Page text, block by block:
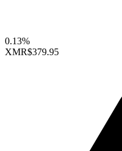
0.13%
XMR$379.95